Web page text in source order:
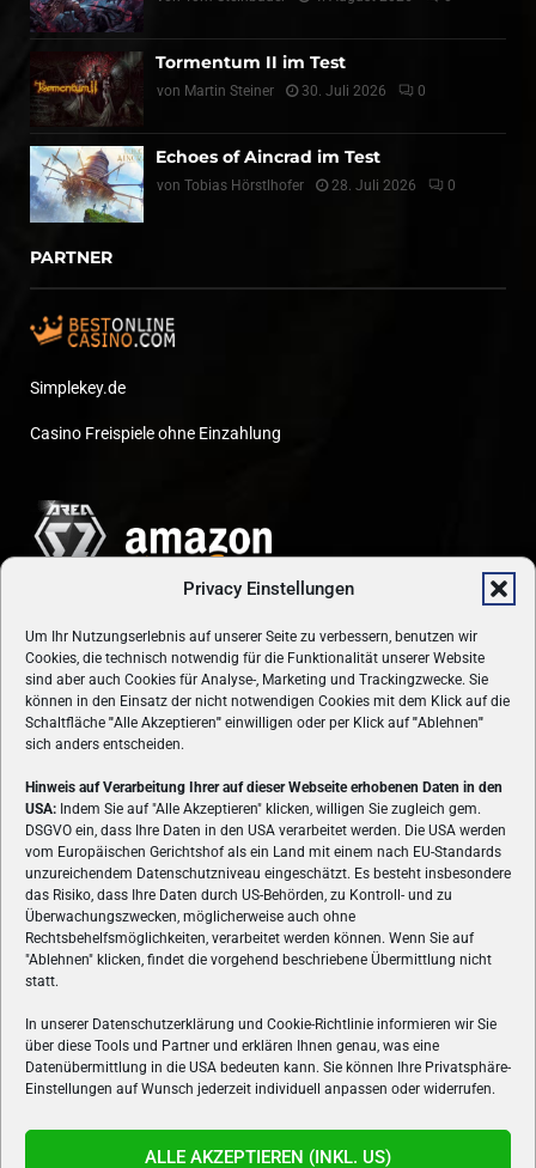
Privacy Einstellungen
Um Ihr Nutzungserlebnis auf unserer Seite zu verbessern, benutzen wir
Cookies, die technisch notwendig für die Funktionalität unserer Website
sind aber auch Cookies für Analyse-, Marketing und Trackingzwecke. Sie
können in den Einsatz der nicht notwendigen Cookies mit dem Klick auf die
Schaltfläche "Alle Akzeptieren" einwilligen oder per Klick auf"Ablehnen"
sich anders entscheiden.
Hinweis auf Verarbeitung Ihrer auf dieser Webseite erhobenen Daten in den
USA: Indem Sie auf "Alle Akzeptieren" klicken, willigen Sie zugleich gem.
DSGVO ein, dass Ihre Daten in den USA verarbeitet werden. Die USA werden
vom Europäischen Gerichtshof als ein Land mit einem nach EU-Standards
unzureichendem Datenschutzniveau eingeschätzt. Es besteht insbesondere
das Risiko, dass Ihre Daten durch US-Behörden, zu Kontroll- und zu
Überwachungszwecken, möglicherweise auch ohne
Rechtsbehelfsmöglichkeiten, verarbeitet werden können. Wenn Sie auf
"Ablehnen" klicken, findet die vorgehend beschriebene Übermittlung nicht
statt.
In unserer Datenschutzerklärung und Cookie-Richtlinie informieren wir Sie
über diese Tools und Partner und erklären Ihnen genau, was eine
Datenübermittlung in die USA bedeuten kann. Sie können Ihre Privatsphäre-
Einstellungen auf Wunsch jederzeit individuell anpassen oder widerrufen.
ALLE AKZEPTIEREN (INKL. US)
Tormentum II im Test
von Martin Steiner 30. Juli 2026 0
Echoes of Aincrad im Test
von Tobias Hörstlhofer 28. Juli 2026 0
PARTNER
Simplekey.de
Casino Freispiele ohne Einzahlung
ÜBER UNS
VON GAMERN, FÜR GAMER! Gamers.at ist das älteste Online-
Spielemagazin Österreichs und bringt täglich aktuelle News,
Reviews und Videos zu PC- und Konsolenspielen, Gaming-
Hardware und aus der Welt des e-Sport's.
FOLGE UNS